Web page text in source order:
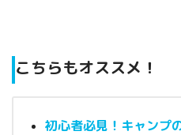
こちらもオススメ！
初心者必見！キャンプ